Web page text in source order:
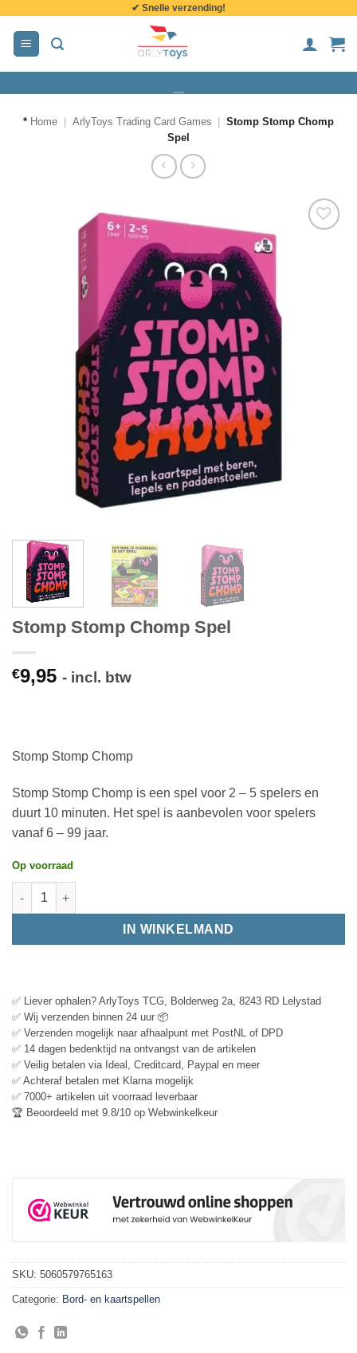
inhoud
✔ Snelle verzending!
* Home ArlyToys Trading Card Games
Stomp Stomp Chomp
Spel
Stomp Stomp Chomp Spel
€9,95 - incl. btw
Stomp Stomp Chomp
Stomp Stomp Chomp is een spel voor 2 – 5 spelers en
duurt 10 minuten. Het spel is aanbevolen voor spelers
vanaf 6 – 99 jaar.
Op voorraad
IN WINKELMAND
✅ Liever ophalen? ArlyToys TCG, Bolderweg 2a, 8243 RD Lelystad
✅ Wij verzenden binnen 24 uur 📦
✅ Verzenden mogelijk naar afhaalpunt met PostNL of DPD
✅ 14 dagen bedenktijd na ontvangst van de artikelen
✅ Veilig betalen via Ideal, Creditcard, Paypal en meer
✅ Achteraf betalen met Klarna mogelijk
✅ 7000+ artikelen uit voorraad leverbaar
🏆 Beoordeeld met 9.8/10 op Webwinkelkeur
SKU: 5060579765163
Categorie: Bord- en kaartspellen